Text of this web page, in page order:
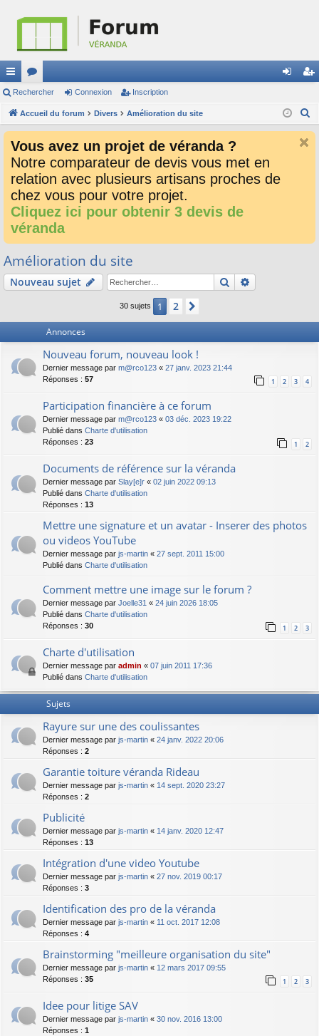
ac
co
ci
or
u
s
ne cri
Rechercher Connexion Inscription
Accueil du forum Divers Amélioration du site
Vous avez un projet de véranda ?
Notre comparateur de devis vous met en
relation avec plusieurs artisans proches de
chez vous pour votre projet.
Cliquez ici pour obtenir 3 devis de
véranda
Amélioration du site
Nouveau sujet Rechercher
30 sujets 1 2
Annonces
Nouveau forum, nouveau look !
Dernier message par m@rco123 « 27 janv. 2023 21:44
Réponses : 57 1 2 3 4
Participation financière à ce forum
Dernier message par m@rco123 « 03 déc. 2023 19:22
Publié dans Charte d'utilisation
Réponses : 23 1 2
Documents de référence sur la véranda
Dernier message par Slay[e]r « 02 juin 2022 09:13
Publié dans Charte d'utilisation
Réponses : 13
Mettre une signature et un avatar - Inserer des photos
ou videos YouTube
Dernier message par js-martin « 27 sept. 2011 15:00
Publié dans Charte d'utilisation
Comment mettre une image sur le forum ?
Dernier message par Joelle31 « 24 juin 2026 18:05
Publié dans Charte d'utilisation
Réponses : 30 1 2 3
Charte d'utilisation
Dernier message par admin « 07 juin 2011 17:36
Publié dans Charte d'utilisation
Sujets
Rayure sur une des coulissantes
Dernier message par js-martin « 24 janv. 2022 20:06
Réponses : 2
Garantie toiture véranda Rideau
Dernier message par js-martin « 14 sept. 2020 23:27
Réponses : 2
Publicité
Dernier message par js-martin « 14 janv. 2020 12:47
Réponses : 13
Intégration d'une video Youtube
Dernier message par js-martin « 27 nov. 2019 00:17
Réponses : 3
Identification des pro de la véranda
Dernier message par js-martin « 11 oct. 2017 12:08
Réponses : 4
Brainstorming "meilleure organisation du site"
Dernier message par js-martin « 12 mars 2017 09:55
Réponses : 35 1 2 3
Idee pour litige SAV
Dernier message par js-martin « 30 nov. 2016 13:00
Réponses : 1